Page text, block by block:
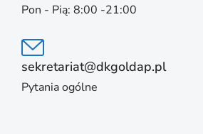
Pon - Pią: 8:00 -21:00
sekretariat@dkgoldap.pl
Pytania ogólne